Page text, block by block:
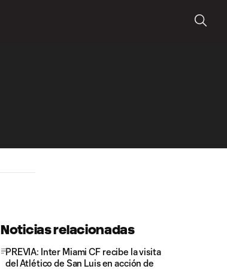
Noticias relacionadas
PREVIA: Inter Miami CF recibe la visita
del Atlético de San Luis en acción de